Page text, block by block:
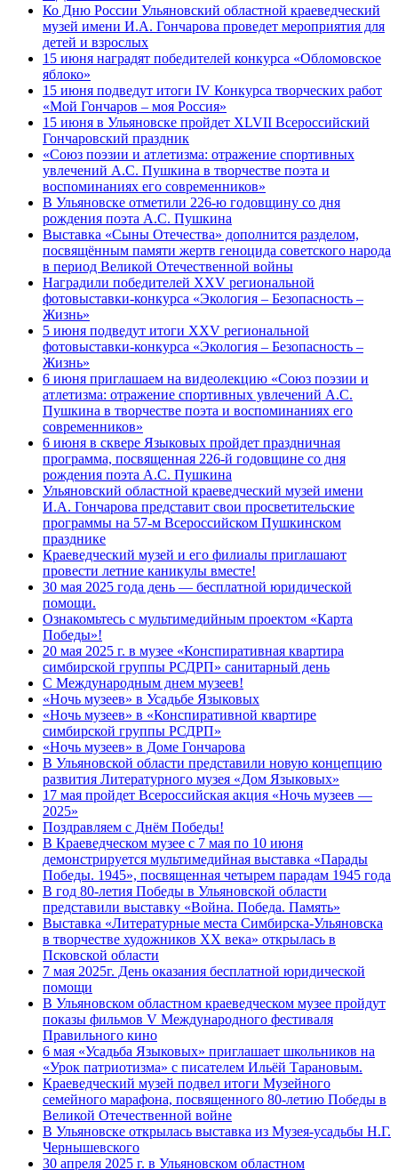
Ко Дню России Ульяновский областной краеведческий
музей имени И.А. Гончарова проведет мероприятия для
детей и взрослых
15 июня наградят победителей конкурса «Обломовское
яблоко»
15 июня подведут итоги IV Конкурса творческих работ
«Мой Гончаров – моя Россия»
15 июня в Ульяновске пройдет XLVII Всероссийский
Гончаровский праздник
«Союз поэзии и атлетизма: отражение спортивных
увлечений А.С. Пушкина в творчестве поэта и
воспоминаниях его современников»
В Ульяновске отметили 226-ю годовщину со дня
рождения поэта А.С. Пушкина
Выставка «Сыны Отечества» дополнится разделом,
посвящённым памяти жертв геноцида советского народа
в период Великой Отечественной войны
Наградили победителей XXV региональной
фотовыставки-конкурса «Экология – Безопасность –
Жизнь»
5 июня подведут итоги XXV региональной
фотовыставки-конкурса «Экология – Безопасность –
Жизнь»
6 июня приглашаем на видеолекцию «Союз поэзии и
атлетизма: отражение спортивных увлечений А.С.
Пушкина в творчестве поэта и воспоминаниях его
современников»
6 июня в сквере Языковых пройдет праздничная
программа, посвященная 226-й годовщине со дня
рождения поэта А.С. Пушкина
Ульяновский областной краеведческий музей имени
И.А. Гончарова представит свои просветительские
программы на 57-м Всероссийском Пушкинском
празднике
Краеведческий музей и его филиалы приглашают
провести летние каникулы вместе!
30 мая 2025 года день — бесплатной юридической
помощи.
Ознакомьтесь с мультимедийным проектом «Карта
Победы»!
20 мая 2025 г. в музее «Конспиративная квартира
симбирской группы РСДРП» санитарный день
С Международным днем музеев!
«Ночь музеев» в Усадьбе Языковых
«Ночь музеев» в «Конспиративной квартире
симбирской группы РСДРП»
«Ночь музеев» в Доме Гончарова
В Ульяновской области представили новую концепцию
развития Литературного музея «Дом Языковых»
17 мая пройдет Всероссийская акция «Ночь музеев —
2025»
Поздравляем с Днём Победы!
В Краеведческом музее с 7 мая по 10 июня
демонстрируется мультимедийная выставка «Парады
Победы. 1945», посвященная четырем парадам 1945 года
В год 80-летия Победы в Ульяновской области
представили выставку «Война. Победа. Память»
Выставка «Литературные места Симбирска-Ульяновска
в творчестве художников XX века» открылась в
Псковской области
7 мая 2025г. День оказания бесплатной юридической
помощи
В Ульяновском областном краеведческом музее пройдут
показы фильмов V Международного фестиваля
Правильного кино
6 мая «Усадьба Языковых» приглашает школьников на
«Урок патриотизма» с писателем Ильёй Тарановым.
Краеведческий музей подвел итоги Музейного
семейного марафона, посвященного 80-летию Победы в
Великой Отечественной войне
В Ульяновске открылась выставка из Музея-усадьбы Н.Г.
Чернышевского
30 апреля 2025 г. в Ульяновском областном